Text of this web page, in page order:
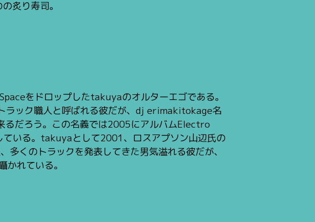
炙り寿司。
をドロップしたtakuyaのオルターエゴである。
ラック職人と呼ばれる彼だが、dj erimakitokage名
るだろう。この名義では2005にアルバムElectro
いる。takuyaとして2001、ロスアプソン山辺氏の
くのトラックを発表してきた男気溢れる彼だが、
れている。